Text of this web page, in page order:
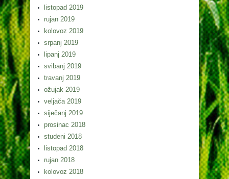
listopad 2019
rujan 2019
kolovoz 2019
srpanj 2019
lipanj 2019
svibanj 2019
travanj 2019
ožujak 2019
veljača 2019
siječanj 2019
prosinac 2018
studeni 2018
listopad 2018
rujan 2018
kolovoz 2018